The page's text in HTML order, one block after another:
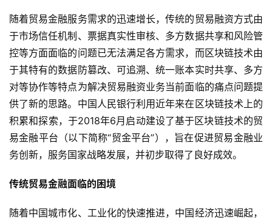
随着贸易金融服务需求的迅速增长，传统的贸易融资方式由
于市场信任机制、票据真实性审核、多方数据共享和风险管
控等方面面临的问题已无法满足各方需求，而区块链技术由
于其特有的数据防篡改、可追溯、统一账本实时共享、多方
对等协作等特点为解决贸易融资业务当前面临的痛点问题提
供了新的思路。中国人民银行利用近年来在区块链技术上的
积累和探索，于2018年6月启动建设了基于区块链技术的贸
易金融平台（以下简称“贸金平台”），旨在促进贸易金融业
务创新，服务国家战略发展，并初步取得了良好成效。
传统贸易金融面临的困境
随着中国城市化、工业化的快速推进，中国经济迅速崛起，